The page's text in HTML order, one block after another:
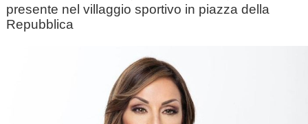
presente nel villaggio sportivo in piazza della
Repubblica